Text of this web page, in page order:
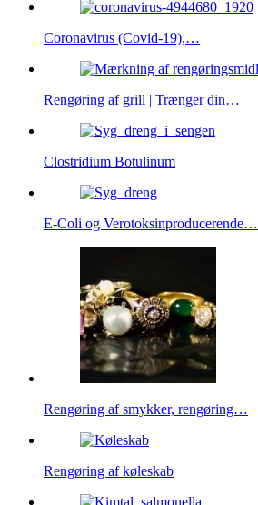
Coronavirus (Covid-19),…
Rengøring af grill | Trænger din…
Clostridium Botulinum
E-Coli og Verotoksinproducerende…
Rengøring af smykker, rengøring…
Rengøring af køleskab